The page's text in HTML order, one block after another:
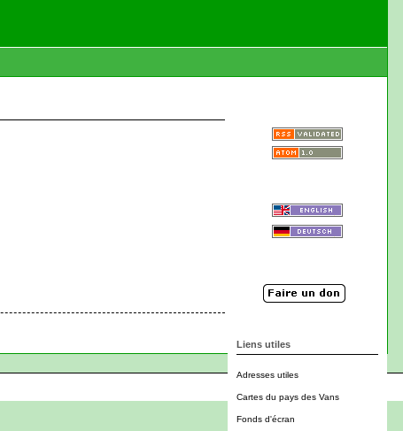
Liens utiles
Adresses utiles
Cartes du pays des Vans
Fonds d'écran